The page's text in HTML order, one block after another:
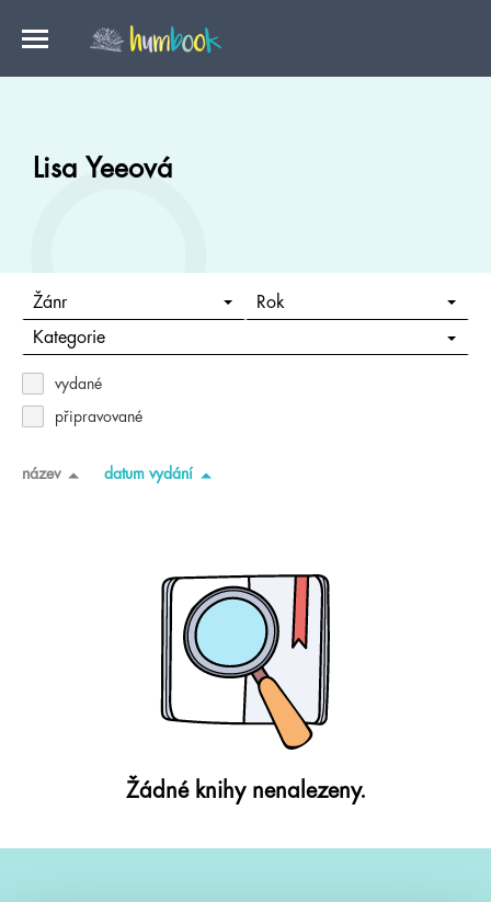
Lisa Yeeová
Žánr Rok
Kategorie
vydané
připravované
název datum vydání
Žádné knihy nenalezeny.